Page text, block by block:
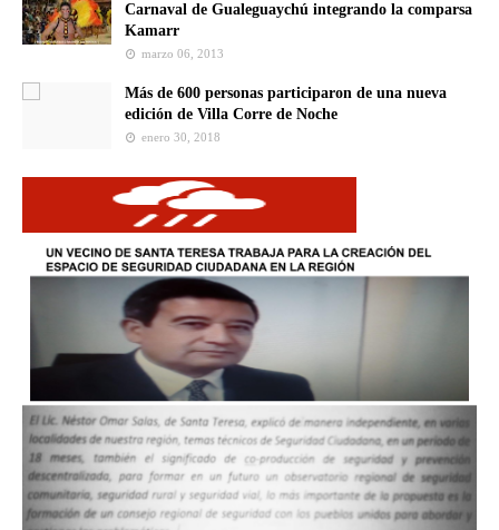
Carnaval de Gualeguaychú integrando la comparsa
Kamarr
marzo 06, 2013
Más de 600 personas participaron de una nueva
edición de Villa Corre de Noche
enero 30, 2018